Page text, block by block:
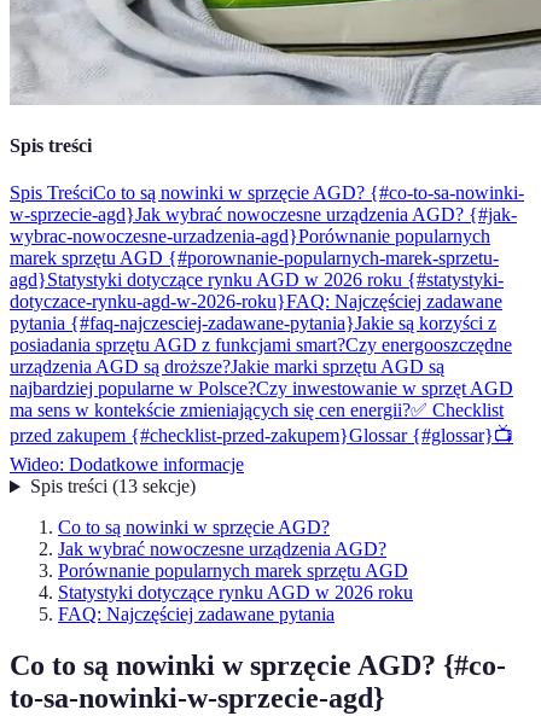
Spis treści
Spis TreściCo to są nowinki w sprzęcie AGD? {#co-to-sa-nowinki-
w-sprzecie-agd}Jak wybrać nowoczesne urządzenia AGD? {#jak-
wybrac-nowoczesne-urzadzenia-agd}Porównanie popularnych
marek sprzętu AGD {#porownanie-popularnych-marek-sprzetu-
agd}Statystyki dotyczące rynku AGD w 2026 roku {#statystyki-
dotyczace-rynku-agd-w-2026-roku}FAQ: Najczęściej zadawane
pytania {#faq-najczesciej-zadawane-pytania}Jakie są korzyści z
posiadania sprzętu AGD z funkcjami smart?Czy energooszczędne
urządzenia AGD są droższe?Jakie marki sprzętu AGD są
najbardziej popularne w Polsce?Czy inwestowanie w sprzęt AGD
ma sens w kontekście zmieniających się cen energii?✅ Checklist
przed zakupem {#checklist-przed-zakupem}Glossar {#glossar}📺
Wideo: Dodatkowe informacje
Spis treści(13 sekcje)
Co to są nowinki w sprzęcie AGD?
Jak wybrać nowoczesne urządzenia AGD?
Porównanie popularnych marek sprzętu AGD
Statystyki dotyczące rynku AGD w 2026 roku
FAQ: Najczęściej zadawane pytania
Co to są nowinki w sprzęcie AGD? {#co-
to-sa-nowinki-w-sprzecie-agd}